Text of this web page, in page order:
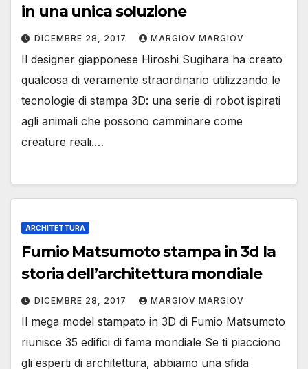
in una unica soluzione
DICEMBRE 28, 2017 MARGIOV MARGIOV
Il designer giapponese Hiroshi Sugihara ha creato
qualcosa di veramente straordinario utilizzando le
tecnologie di stampa 3D: una serie di robot ispirati
agli animali che possono camminare come
creature reali.…
ARCHITETTURA
Fumio Matsumoto stampa in 3d la
storia dell’architettura mondiale
DICEMBRE 28, 2017 MARGIOV MARGIOV
Il mega model stampato in 3D di Fumio Matsumoto
riunisce 35 edifici di fama mondiale Se ti piacciono
gli esperti di architettura, abbiamo una sfida